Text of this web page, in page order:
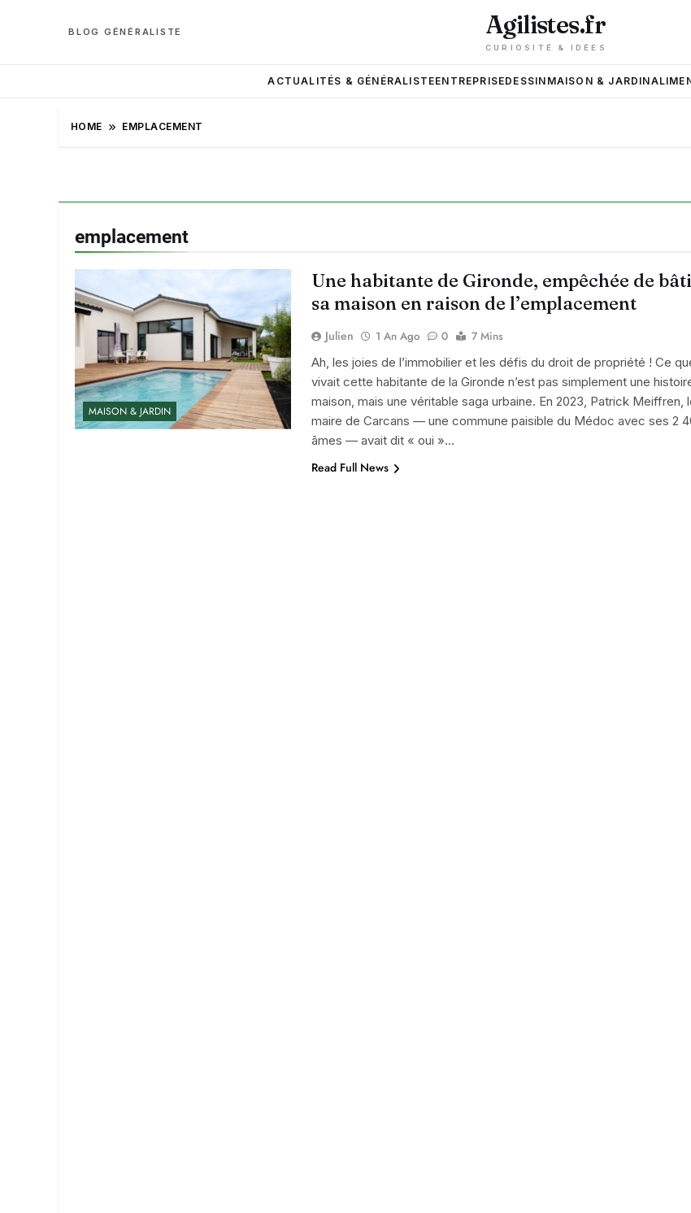
BLOG GÉNÉRALISTE Agilistes.fr
CURIOSITÉ & IDÉES
ACTUALITÉS & GÉNÉRALISTEENTREPRISEDESSIN MAISON & JARDIN
HOME EMPLACEMENT
emplacement
MAISON & JARDIN
Une habitante de Gironde, empêchée de
sa maison en raison de l’emplacement
Julien 1 An Ago 0
7 Mins
Ah, les joies de l’immobilier et les défis du droit de propriété ! Ce
vivait cette habitante de la Gironde n’est pas simplement une
maison, mais une véritable saga urbaine. En 2023, Patrick Meiffren,
maire de Carcans — une commune paisible du Médoc avec ses 2
âmes — avait dit « oui »…
Read Full News